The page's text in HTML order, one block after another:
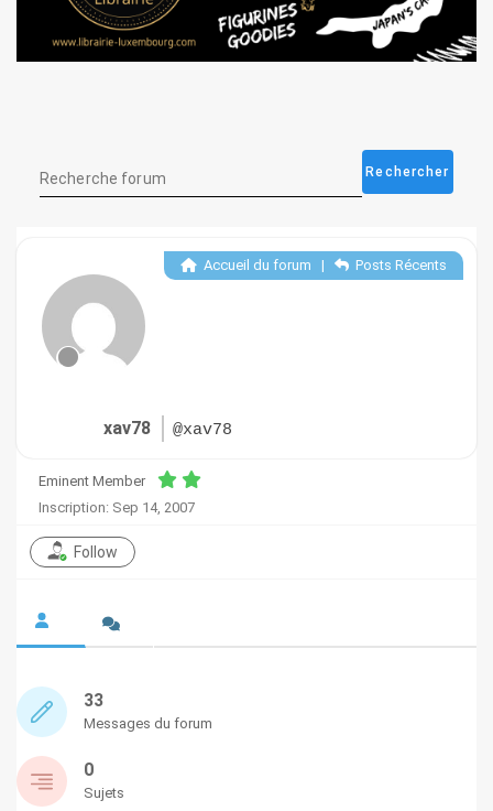
xav78 @xav78
Accueil du forum | Posts Récents
Eminent Member
Inscription: Sep 14, 2007
Follow
33
Messages du forum
0
Sujets